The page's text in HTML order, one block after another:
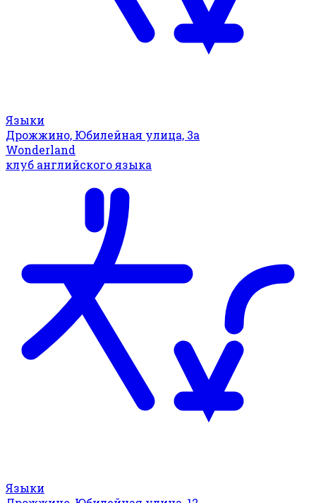
Языки
Дрожжино, Юбилейная улица, 3а
Wonderland
клуб английского языка
Языки